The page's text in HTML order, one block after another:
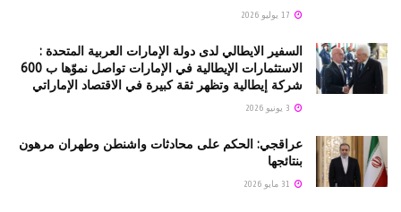
السفير الايطالي لدى دولة الإمارات العربية المتحدة :
الاستثمارات الإيطالية في الإمارات تواصل نموّها ب 600
شركة إيطالية وتظهر ثقة كبيرة في الاقتصاد الإماراتي
عراقجي: الحكم على محادثات واشنطن وطهران مرهون
بنتائجها